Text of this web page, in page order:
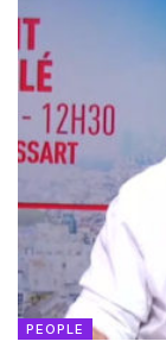
PEOPLE